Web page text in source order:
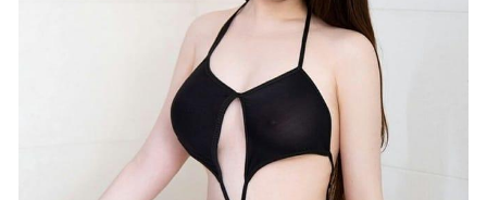
尤物馆 – 2018.12.24 VOL.129 Luffy菲菲[52+1P195M]
水淼aqua – NO.139 Fantia 2023年2月 夜阑[22P-28MB]
小仓千代w – NO.110 碧蓝航线 逸仙 旗袍改[20P-85MB]
2025-06-19